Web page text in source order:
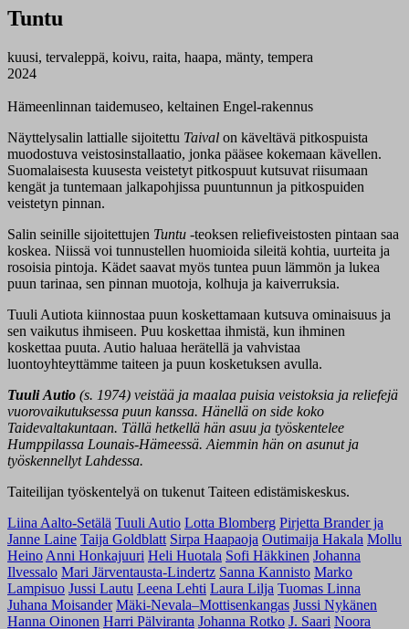
Tuntu
kuusi, tervaleppä, koivu, raita, haapa, mänty, tempera
2024
Hämeenlinnan taidemuseo, keltainen Engel-rakennus
Näyttelysalin lattialle sijoitettu Taival on käveltävä pitkospuista
muodostuva veistosinstallaatio, jonka pääsee kokemaan kävellen.
Suomalaisesta kuusesta veistetyt pitkospuut kutsuvat riisumaan
kengät ja tuntemaan jalkapohjissa puuntunnun ja pitkospuiden
veistetyn pinnan.
Salin seinille sijoitettujen Tuntu -teoksen reliefiveistosten pintaan saa
koskea. Niissä voi tunnustellen huomioida sileitä kohtia, uurteita ja
rosoisia pintoja. Kädet saavat myös tuntea puun lämmön ja lukea
puun tarinaa, sen pinnan muotoja, kolhuja ja kaiverruksia.
Tuuli Autiota kiinnostaa puun koskettamaan kutsuva ominaisuus ja
sen vaikutus ihmiseen. Puu koskettaa ihmistä, kun ihminen
koskettaa puuta. Autio haluaa herätellä ja vahvistaa
luontoyhteyttämme taiteen ja puun kosketuksen avulla.
Tuuli Autio (s. 1974) veistää ja maalaa puisia veistoksia ja reliefejä
vuorovaikutuksessa puun kanssa. Hänellä on side koko
Taidevaltakuntaan. Tällä hetkellä hän asuu ja työskentelee
Humppilassa Lounais-Hämeessä. Aiemmin hän on asunut ja
työskennellyt Lahdessa.
Taiteilijan työskentelyä on tukenut Taiteen edistämiskeskus.
Liina Aalto-Setälä Tuuli Autio Lotta Blomberg Pirjetta Brander ja
Janne Laine Taija Goldblatt Sirpa Haapaoja Outimaija Hakala Mollu
Heino Anni Honkajuuri Heli Huotala Sofi Häkkinen Johanna
Ilvessalo Mari Järventausta-Lindertz Sanna Kannisto Marko
Lampisuo Jussi Lautu Leena Lehti Laura Lilja Tuomas Linna
Juhana Moisander Mäki-Nevala–Mottisenkangas Jussi Nykänen
Hanna Oinonen Harri Pälviranta Johanna Rotko J. Saari Noora